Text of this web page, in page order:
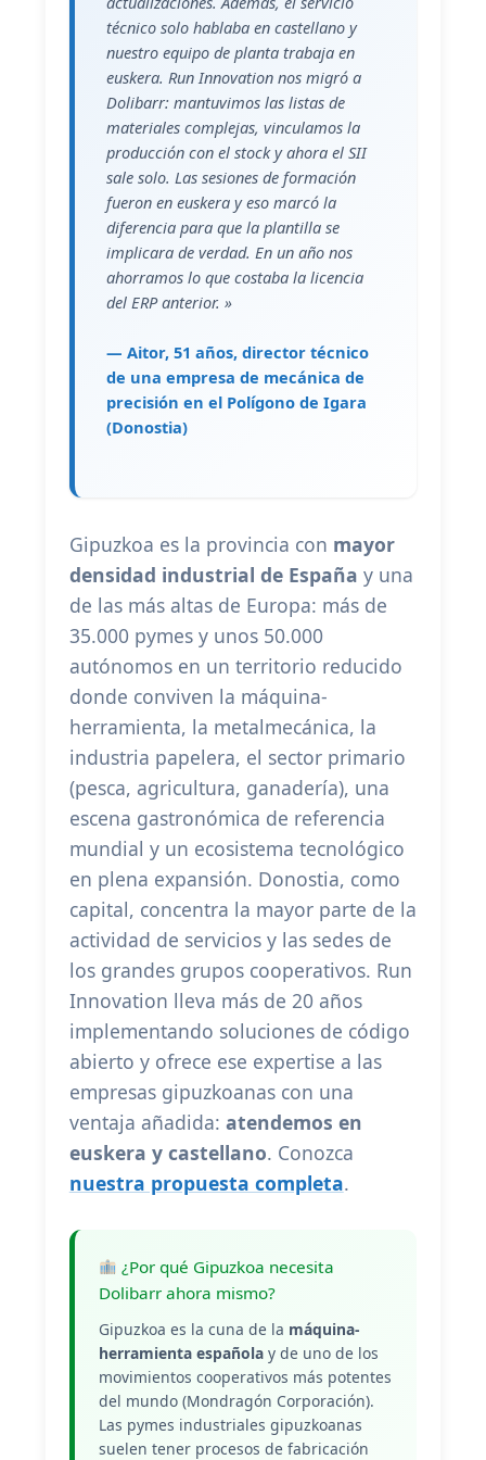
técnico solo hablaba en castellano y
nuestro equipo de planta trabaja en
euskera. Run Innovation nos migró a
Dolibarr: mantuvimos las listas de
materiales complejas, vinculamos la
producción con el stock y ahora el SII
sale solo. Las sesiones de formación
fueron en euskera y eso marcó la
diferencia para que la plantilla se
implicara de verdad. En un año nos
ahorramos lo que costaba la licencia
del ERP anterior. »
— Aitor, 51 años, director técnico
de una empresa de mecánica de
precisión en el Polígono de Igara
(Donostia)
Gipuzkoa es la provincia con mayor
densidad industrial de España y una
de las más altas de Europa: más de
35.000 pymes y unos 50.000
autónomos en un territorio reducido
donde conviven la máquina-
herramienta, la metalmecánica, la
industria papelera, el sector primario
(pesca, agricultura, ganadería), una
escena gastronómica de referencia
mundial y un ecosistema tecnológico
en plena expansión. Donostia, como
capital, concentra la mayor parte de la
actividad de servicios y las sedes de
los grandes grupos cooperativos. Run
Innovation lleva más de 20 años
implementando soluciones de código
abierto y ofrece ese expertise a las
empresas gipuzkoanas con una
ventaja añadida: atendemos en
euskera y castellano. Conozca
nuestra propuesta completa.
¿Por qué Gipuzkoa necesita
Dolibarr ahora mismo?
Gipuzkoa es la cuna de la máquina-
herramienta españolay de uno de los
movimientos cooperativos más potentes
del mundo (Mondragón Corporación).
Las pymes industriales gipuzkoanas
suelen tener procesos de fabricación